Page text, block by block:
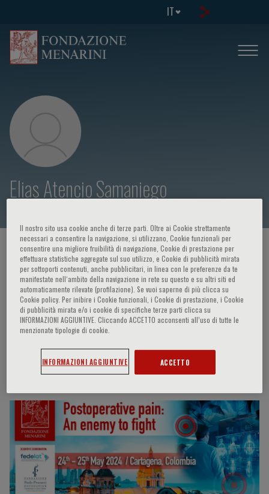
IT
Elias Atencio Samaniego
HOME PAGE / CORSI ED EVENTI / RELATORE
Elias Atencio Samaniego
Partecipazioni del relatore
Il nostro sito usa cookie anche di terze parti. Oltre ai Cookie strettamente
necessari a consentire la navigazione, si utilizzano, Cookie funzionali per
consentire una migliore fruibilità di navigazione, Cookie di prestazione per
effettuare statistiche aggregate sul suo utilizzo, e Cookie di pubblicità mirata
per sottoporti contenuti, anche pubblicitari, in linea con le preferenze da te
manifestate nell‘ambito della navigazione in rete su questo e su altri siti ed
automaticamente rilevate (profilazione). Se vuoi saperne di più clicca su
Cookie policy. Per inibire i Cookie funzionali, i Cookie di prestazione, i Cookie
di pubblicità mirata e/o i cookie di specifiche terze parti clicca su
INFORMAZIONI AGGIUNTIVE. Cliccando ACCETTO acconsenti all’uso di tutte le
menzionate tipologie di cookie.
INFORMAZIONI AGGIUNTIVE ACCETTO